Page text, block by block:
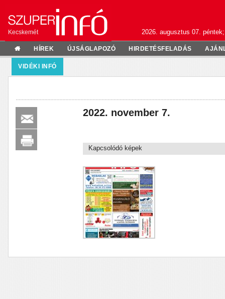
Kecskemét 2026. augusztus 07.
HÍREK ÚJSÁGLAPOZÓ HIRDETÉSFELADÁS
VIDÉKI INFÓ
2022. november 7.
Kapcsolódó képek